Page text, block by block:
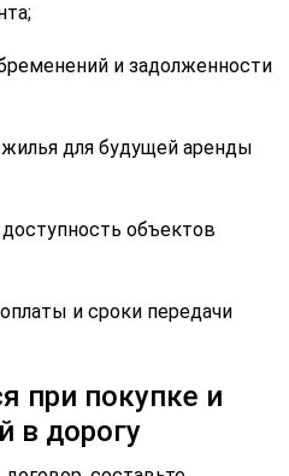
и задолженности
для будущей аренды
объектов
и сроки передачи
при покупке и
в дорогу